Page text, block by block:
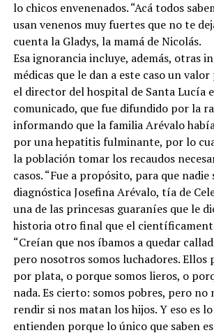
lo chicos envenenados. “Acá todos
usan venenos muy fuertes que no te
cuenta la Gladys, la mamá de Nicolás.
Esa ignorancia incluye, además, otras
médicas que le dan a este caso un
el director del hospital de Santa Lucía
comunicado, que fue difundido por la
informando que la familia Arévalo
por una hepatitis fulminante, por lo
la población tomar los recaudos
casos. “Fue a propósito, para que nadie
diagnóstica Josefina Arévalo, tía de
una de las princesas guaraníes que le
historia otro final que el
“Creían que nos íbamos a quedar
pero nosotros somos luchadores. Ellos
por plata, o porque somos lieros, o
nada. Es cierto: somos pobres, pero no
rendir si nos matan los hijos. Y eso es
entienden porque lo único que saben